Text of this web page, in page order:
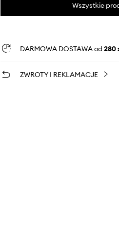
Wszystkie
DARMOWA DOSTAWA od 280
ZWROTY I REKLAMACJE